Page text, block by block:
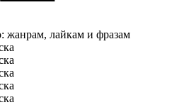
жанрам, лайкам и фразам